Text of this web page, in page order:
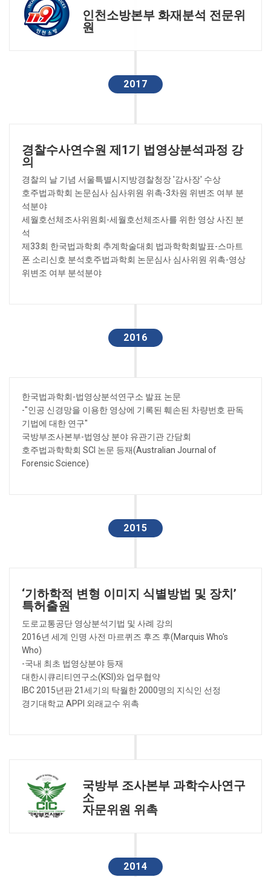
인천소방본부 화재분석 전문위
원
2017
경찰수사연수원 제1기 법영상분석과정 강
의
경찰의 날 기념 서울특별시지방경찰청장 '감사장' 수상
호주법과학회 논문심사 심사위원 위촉-3차원 위변조 여부 분
석분야
세월호선체조사위원회-세월호선체조사를 위한 영상 사진 분
석
제33회 한국법과학회 추계학술대회 법과학학회발표-스마트
폰 소리신호 분석호주법과학회 논문심사 심사위원 위촉-영상
위변조 여부 분석분야
2016
한국법과학회-법영상분석연구소 발표 논문
-"인공 신경망을 이용한 영상에 기록된 훼손된 차량번호 판독
기법에 대한 연구"
국방부조사본부-법영상 분야 유관기관 간담회
호주법과학학회 SCI 논문 등재(Australian Journal of
Forensic Science)
2015
‘기하학적 변형 이미지 식별방법 및 장치’
특허출원
도로교통공단 영상분석기법 및 사례 강의
2016년 세계 인명 사전 마르퀴즈 후즈 후(Marquis Who's
Who)
-국내 최초 법영상분야 등재
대한시큐리티연구소(KSI)와 업무협약
IBC 2015년판 21세기의 탁월한 2000명의 지식인 선정
경기대학교 APPI 외래교수 위촉
국방부 조사본부 과학수사연구
소
자문위원 위촉
2014